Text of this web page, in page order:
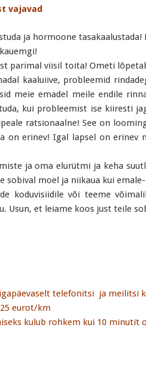
vajavad
ja hormoone
parimal viisil toita! Ometi
kaaluiive, probleemid
meie emadel meile endile
kui probleemist ise kiiresti
ratsionaalne! See on
on erinev! Igal lapsel on erinev
ja oma elurütmi ja keha
moel ja niikaua kui
koduvisiidile või teeme
Usun, et leiame koos just teile
telefonitsi ja meilitsi
eurot/km
kulub rohkem kui 10 minutit